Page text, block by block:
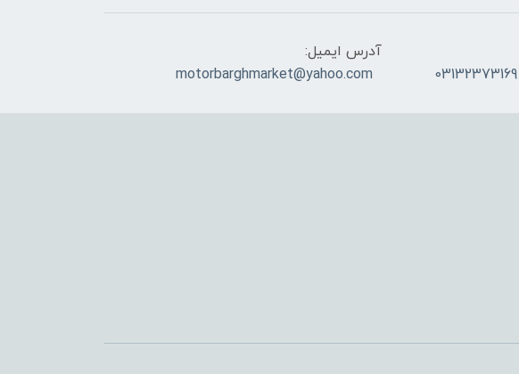
آدرس ایمیل:
motorbarghmarket@yahoo.com